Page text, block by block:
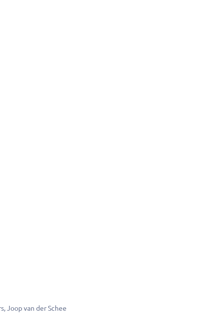
Joop van der Schee